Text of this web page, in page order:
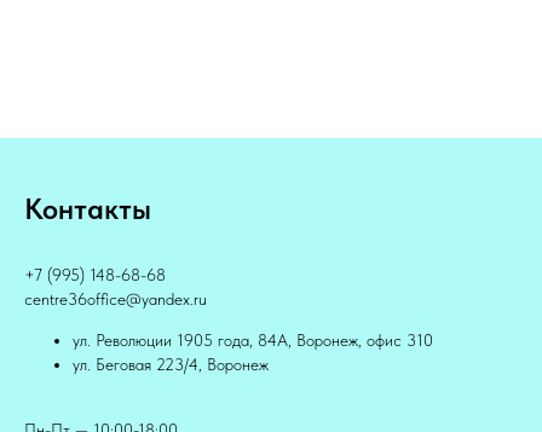
Контакты
+7 (995) 148-68-68
centre36office@yandex.ru
ул. Революции 1905 года, 84А, Воронеж, офис 310
ул. Беговая 223/4, Воронеж